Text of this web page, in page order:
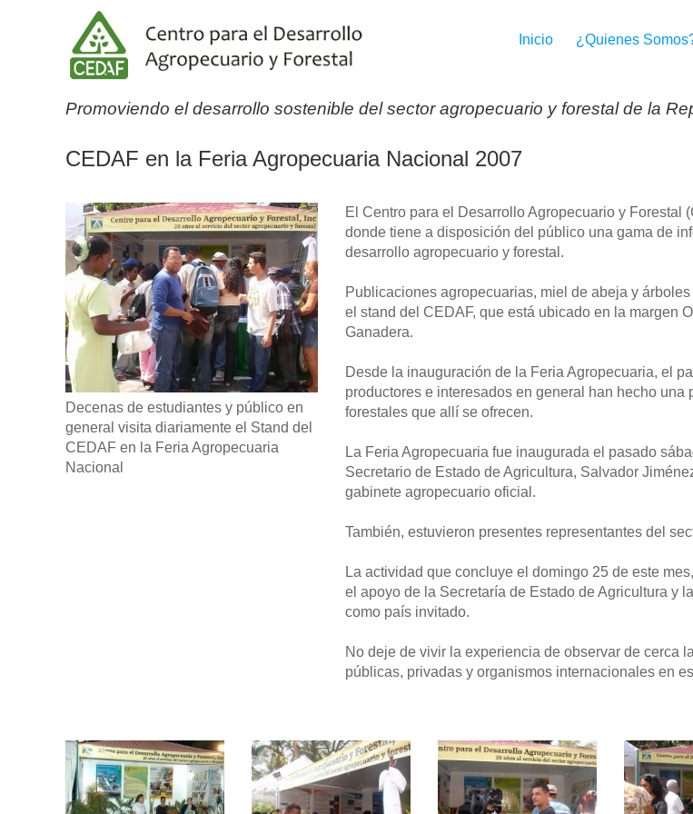
Inicio ¿Quienes
Promoviendo el desarrollo sostenible del sector agropecuario y forestal de la
CEDAF en la Feria Agropecuaria Nacional 2007
Decenas de estudiantes y público en
general visita diariamente el Stand del
CEDAF en la Feria Agropecuaria
Nacional
El Centro para el Desarrollo Agropecuario y
donde tiene a disposición del público una gama de
desarrollo agropecuario y forestal.
Publicaciones agropecuarias, miel de abeja y
el stand del CEDAF, que está ubicado en la margen
Ganadera.
Desde la inauguración de la Feria Agropecuaria, el
productores e interesados en general han hecho
forestales que allí se ofrecen.
La Feria Agropecuaria fue inaugurada el pasado
Secretario de Estado de Agricultura, Salvador
gabinete agropecuario oficial.
También, estuvieron presentes representantes del
La actividad que concluye el domingo 25 de este
el apoyo de la Secretaría de Estado de Agricultura y
como país invitado.
No deje de vivir la experiencia de observar de cerca
públicas, privadas y organismos internacionales en